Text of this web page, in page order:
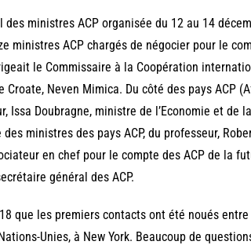
des ministres ACP organisée du 12 au 14
ministres ACP chargés de négocier pour le
le Commissaire à la Coopération
Croate, Neven Mimica. Du côté des pays ACP
Issa Doubragne, ministre de l’Economie et de
ministres des pays ACP, du professeur,
en chef pour le compte des ACP de la
général des ACP.
que les premiers contacts ont été noués
Unies, à New York. Beaucoup de